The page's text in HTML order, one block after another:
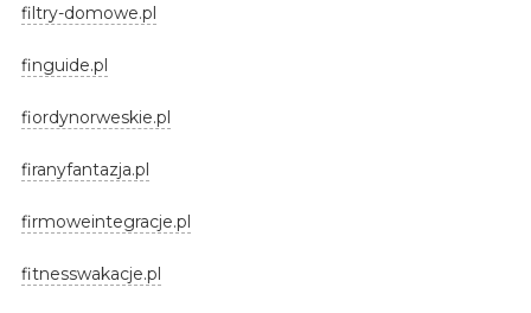
filtry-domowe.pl
finguide.pl
fiordynorweskie.pl
firanyfantazja.pl
firmoweintegracje.pl
fitnesswakacje.pl